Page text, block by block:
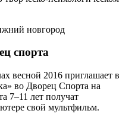
спорта
весной 2016 приглашает в
во Дворец Спорта на
7–11 лет получат
свой мультфильм.